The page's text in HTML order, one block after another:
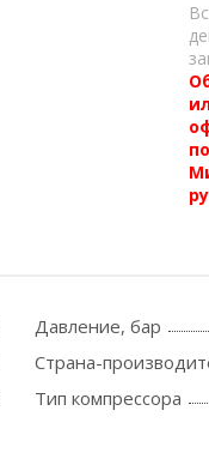
Давление, бар
Страна-
Тип компрессора